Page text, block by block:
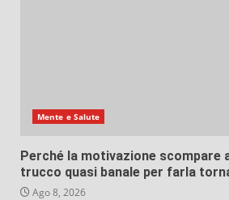
Mente e Salute
Perché la motivazione scompare
trucco quasi banale per farla
Ago 8, 2026